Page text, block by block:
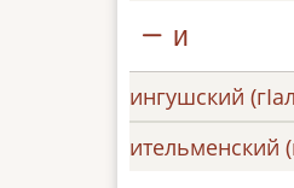
и
ингушский
ительменский